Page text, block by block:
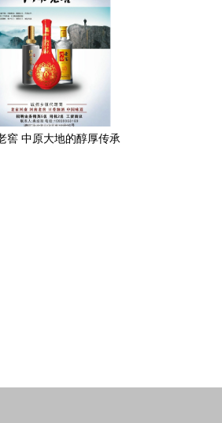
窖 中原大地的醇厚传承